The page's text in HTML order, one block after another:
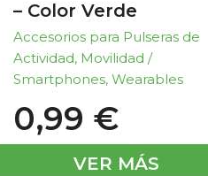
– Color Verde
Accesorios para Pulseras de
Actividad, Movilidad /
Smartphones, Wearables
0,99 €
VER MÁS